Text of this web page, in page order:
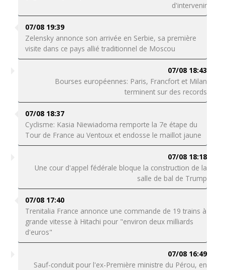
d'intervenir
07/08 19:39
Zelensky annonce son arrivée en Serbie, sa première
visite dans ce pays allié traditionnel de Moscou
07/08 18:43
Bourses européennes: Paris, Francfort et Milan
terminent sur des records
07/08 18:37
Cyclisme: Kasia Niewiadoma remporte la 7e étape du
Tour de France au Ventoux et endosse le maillot jaune
07/08 18:18
Une cour d'appel fédérale bloque la construction de la
salle de bal de Trump
07/08 17:40
Trenitalia France annonce une commande de 19 trains à
grande vitesse à Hitachi pour "environ deux milliards
d'euros"
07/08 16:49
Sauf-conduit pour l'ex-Première ministre du Pérou, en